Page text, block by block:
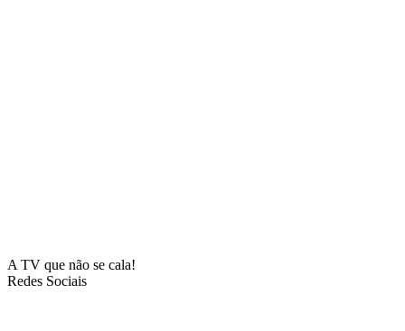
A TV que não se cala!
Redes Sociais